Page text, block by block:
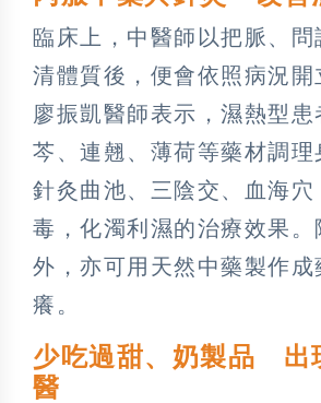
臨床上，中醫師以把脈、問
清體質後，便會依照病況開
廖振凱醫師表示，濕熱型
芩、連翹、薄荷等藥材調理
針灸曲池、三陰交、血海穴
毒，化濁利濕的治療效果。
外，亦可用天然中藥製作成
癢。
少吃過甜、奶製品 出
醫